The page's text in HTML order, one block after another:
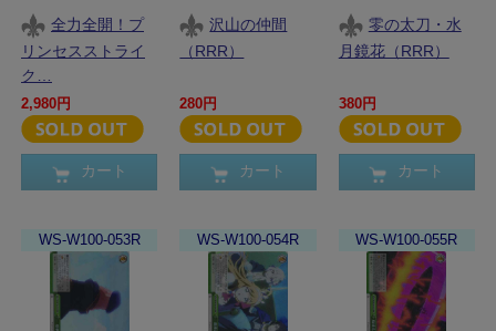
全力全開！プ
リンセスストライ
ク…
2,980円
カート
沢山の仲間
（RRR）
280円
カート
零の太刀・水
月鏡花（RRR）
380円
カート
WS-W100-053R WS-W100-054R WS-W100-055R